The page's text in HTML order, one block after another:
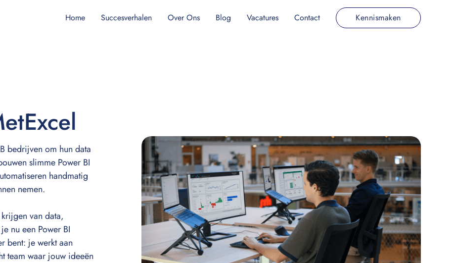
Home Succesverhalen Over Ons Blog Vacatures Contact Kennismaken
bedrijven om hun data
slimme Power BI
handmatig
nemen.
van data,
nu een Power BI
bent: je werkt aan
team waar jouw ideeën